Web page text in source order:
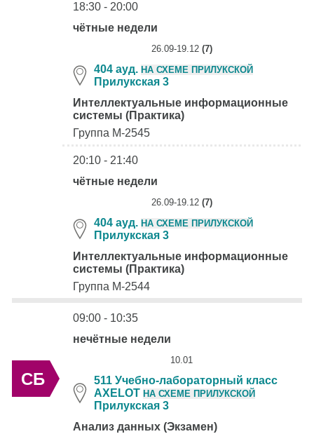
18:30 - 20:00
чётные недели
26.09-19.12 (7)
404 ауд. НА СХЕМЕ ПРИЛУКСКОЙ
Прилукская 3
Интеллектуальные информационные
системы (Практика)
Группа М-2545
20:10 - 21:40
чётные недели
26.09-19.12 (7)
404 ауд. НА СХЕМЕ ПРИЛУКСКОЙ
Прилукская 3
Интеллектуальные информационные
системы (Практика)
Группа М-2544
СБ
09:00 - 10:35
нечётные недели
10.01
511 Учебно-лабораторный класс
AXELOT НА СХЕМЕ ПРИЛУКСКОЙ
Прилукская 3
Анализ данных (Экзамен)